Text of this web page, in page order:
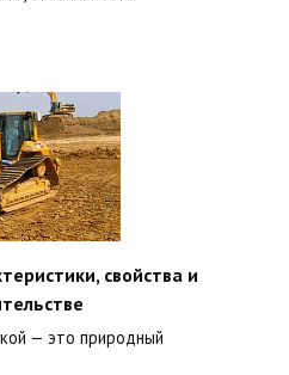
свойства и
— это природный